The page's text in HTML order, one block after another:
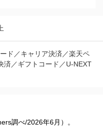
ド／キャリア決済／楽天ペ
済／ギフトコード／U-NEXT
調べ/2026年6⽉）。